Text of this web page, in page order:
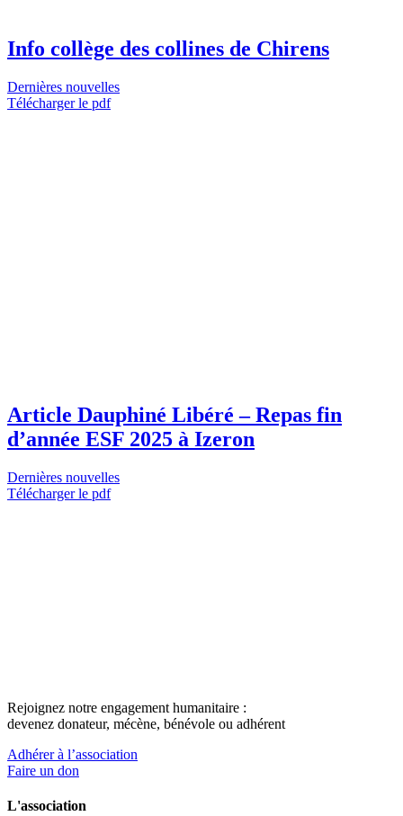
Info collège des collines de Chirens
Dernières nouvelles
Télécharger le pdf
Article Dauphiné Libéré – Repas fin
d’année ESF 2025 à Izeron
Dernières nouvelles
Télécharger le pdf
Rejoignez notre engagement humanitaire :
devenez donateur, mécène, bénévole ou adhérent
Adhérer à l’association
Faire un don
L'association